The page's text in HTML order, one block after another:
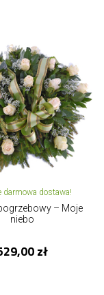
darmowa dostawa!
– Moje
niebo
zł